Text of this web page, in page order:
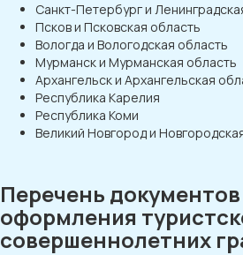
Санкт-Петербург и
Псков и Псковская область
Вологда и Вологодская область
Мурманск и Мурманская область
Архангельск и Архангельская
Республика Карелия
Республика Коми
Великий Новгород и
Перечень
оформления
совершеннолетних